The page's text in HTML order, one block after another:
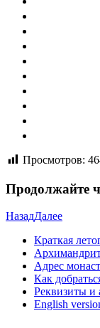
Просмотров:
Продолжайте
НазадДалее
Краткая
Адрес
Как
Реквизиты и
English